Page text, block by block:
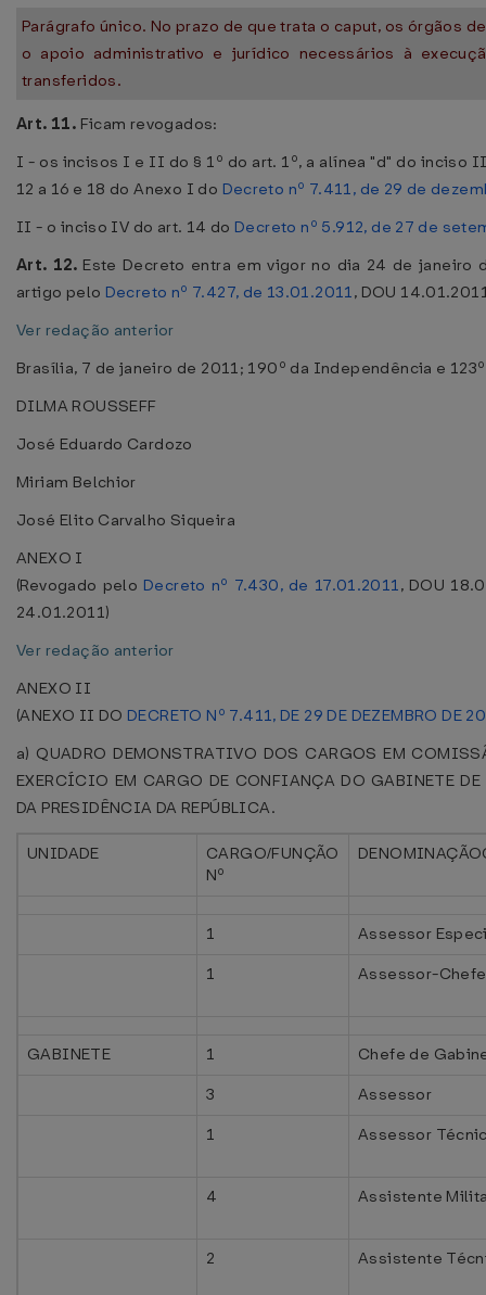
Parágrafo único. No prazo de que trata o caput, os órgãos
o apoio administrativo e jurídico necessários à
transferidos.
Art. 11. Ficam revogados:
I - os incisos I e II do § 1º do art. 1º, a alínea "d" do inciso
12 a 16 e 18 do Anexo I do Decreto nº 7.411, de 29 de
II - o inciso IV do art. 14 do Decreto nº 5.912, de 27 de
Art. 12. Este Decreto entra em vigor no dia 24 de janeiro
artigo pelo Decreto nº 7.427, de 13.01.2011, DOU
Ver redação anterior
Brasília, 7 de janeiro de 2011; 190º da Independência e
DILMA ROUSSEFF
José Eduardo Cardozo
Miriam Belchior
José Elito Carvalho Siqueira
ANEXO I
(Revogado pelo Decreto nº 7.430, de 17.01.2011, DOU
24.01.2011)
Ver redação anterior
ANEXO II
(ANEXO II DO DECRETO Nº 7.411, DE 29 DE DEZEMBRO DE
a) QUADRO DEMONSTRATIVO DOS CARGOS EM
EXERCÍCIO EM CARGO DE CONFIANÇA DO GABINETE
DA PRESIDÊNCIA DA REPÚBLICA.
UNIDADE
CARGO/FUNÇÃO
Nº
1
Assessor
1
Assessor-
GABINETE 1
Chefe de
3
Assessor
1
Assessor
4 Assistente
2 Assistente